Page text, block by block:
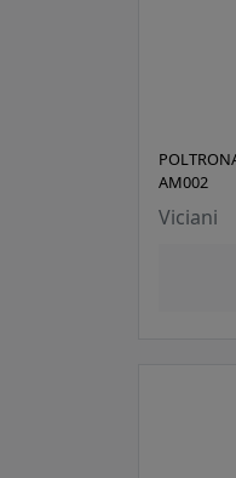
AM002
Viciani